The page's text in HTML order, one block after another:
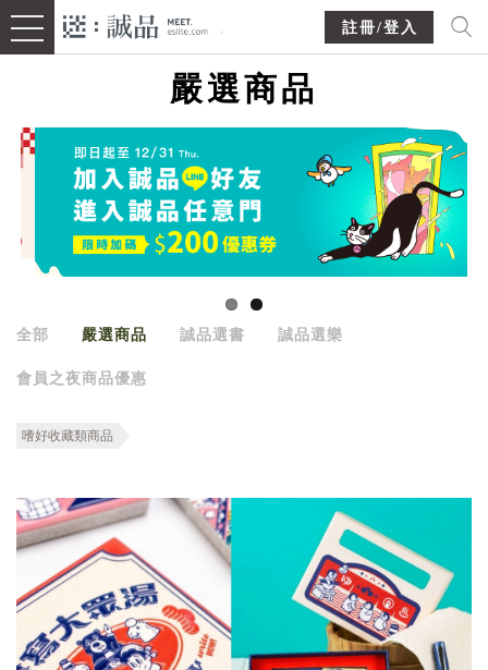
註冊/登入
嚴選商品
全部 嚴選商品 誠品選書 誠品選樂
會員之夜商品優惠
嗜好收藏類商品